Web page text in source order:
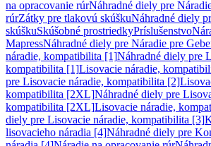
na opracovanie rúrNáhradné diely pre
rúrZátky pre tlakovú skúškuNáhradné diely
skúškuSkúšobné prostriedkyPríslušenstvo
MapressNáhradné diely pre Náradie pre
náradie, kompatibilita [1]Náhradné diely pre
kompatibilita [1]Lisovacie náradie,
pre Lisovacie náradie, kompatibilita [2]
kompatibilita [2XL]Náhradné diely pre
kompatibilita [2XL]Lisovacie náradie,
diely pre Lisovacie náradie, kompatibilita [3]
lisovacieho náradia [4]Náhradné diely pre